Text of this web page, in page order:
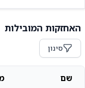
האחזקות המובילות
סינון
שם